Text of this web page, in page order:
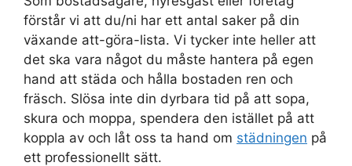
förstår vi att du/ni har ett antal saker på din
växande att-göra-lista. Vi tycker inte heller att
det ska vara något du måste hantera på egen
hand att städa och hålla bostaden ren och
fräsch. Slösa inte din dyrbara tid på att sopa,
skura och moppa, spendera den istället på att
koppla av och låt oss ta hand om städningen på
ett professionellt sätt.